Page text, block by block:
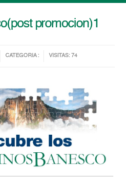
promocion)1
CATEGORIA : VISITAS: 74